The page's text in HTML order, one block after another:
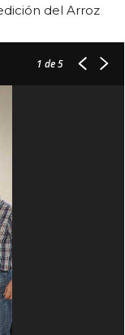
del Arroz
1 de 5